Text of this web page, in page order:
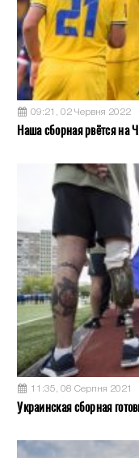
09:21, 02 Червня 2022
Наша сборная рвётся на
11:35, 08 Серпня 2021
Украинская сборная